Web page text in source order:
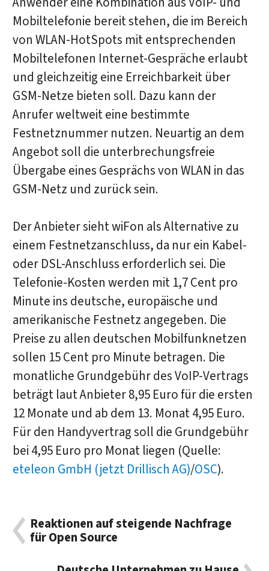
Mobiltelefonie bereit stehen, die im Bereich
von WLAN-HotSpots mit entsprechenden
Mobiltelefonen Internet-Gespräche erlaubt
und gleichzeitig eine Erreichbarkeit über
GSM-Netze bieten soll. Dazu kann der
Anrufer weltweit eine bestimmte
Festnetznummer nutzen. Neuartig an dem
Angebot soll die unterbrechungsfreie
Übergabe eines Gesprächs von WLAN in das
GSM-Netz und zurück sein.
Der Anbieter sieht wiFon als Alternative zu
einem Festnetzanschluss, da nur ein Kabel-
oder DSL-Anschluss erforderlich sei. Die
Telefonie-Kosten werden mit 1,7 Cent pro
Minute ins deutsche, europäische und
amerikanische Festnetz angegeben. Die
Preise zu allen deutschen Mobilfunknetzen
sollen 15 Cent pro Minute betragen. Die
monatliche Grundgebühr des VoIP-Vertrags
beträgt laut Anbieter 8,95 Euro für die ersten
12 Monate und ab dem 13. Monat 4,95 Euro.
Für den Handyvertrag soll die Grundgebühr
bei 4,95 Euro pro Monat liegen (Quelle:
eteleon GmbH (jetzt Drillisch AG)/OSC).
Reaktionen auf steigende Nachfrage
für Open Source